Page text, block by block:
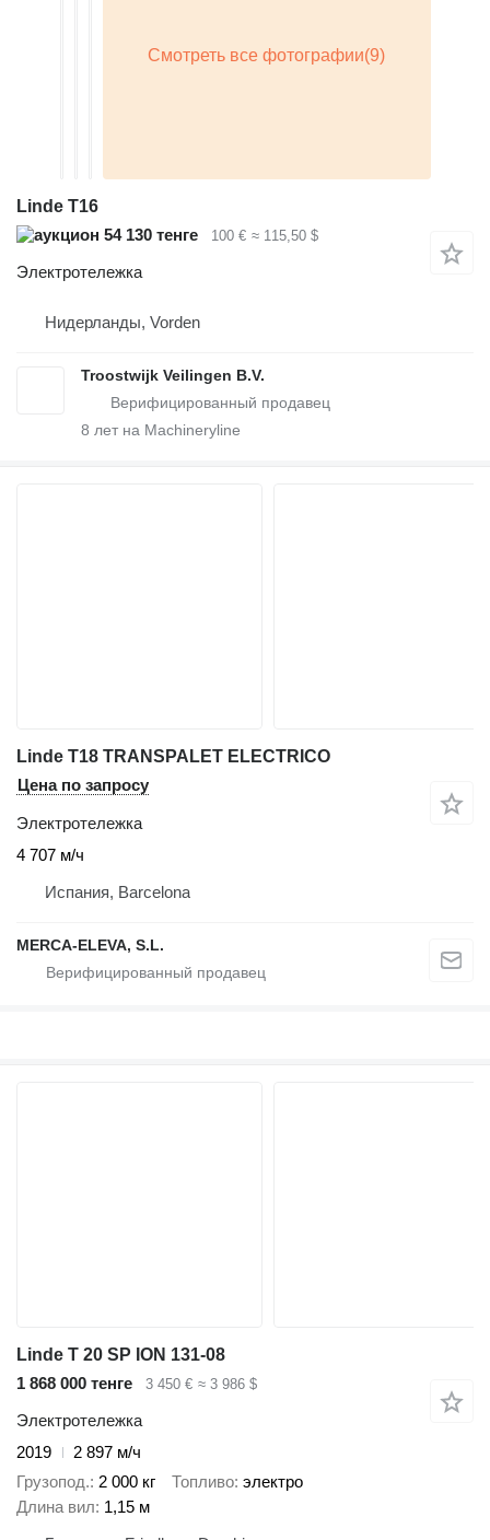
Linde T16
54 130 тенге
100 € ≈ 115,50 $
Электротележка
Нидерланды, Vorden
Troostwijk Veilingen B.V.
8 лет на Machineryline
Linde T18 TRANSPALET ELECTRICO
Цена по запросу
Электротележка
4 707 м/ч
Испания, Barcelona
MERCA-ELEVA, S.L.
Linde T 20 SP ION 131-08
1 868 000 тенге
3 450 € ≈ 3 986 $
Электротележка
2019
2 897 м/ч
Грузопод. 2 000 кг Топливо электро
Длина вил 1,15 м